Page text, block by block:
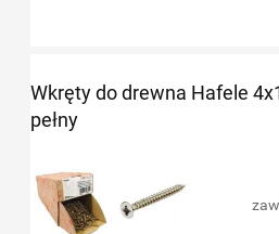
Wkręty do drewna Hafele
pełny